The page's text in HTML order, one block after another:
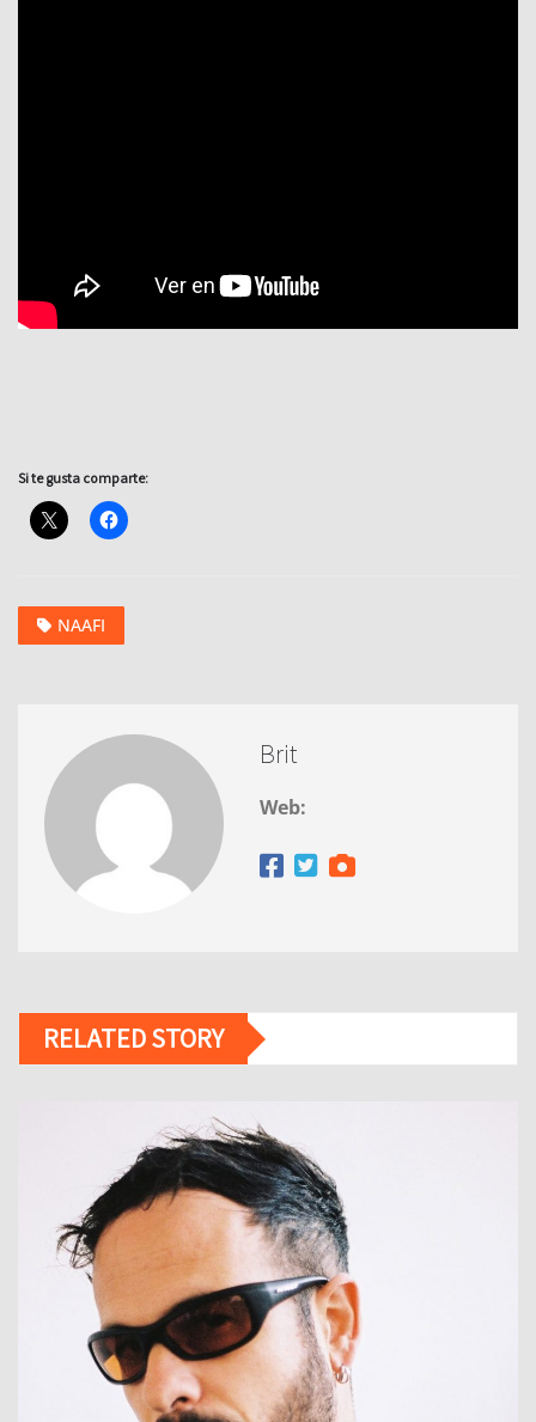
Si te gusta comparte:
NAAFI
Brit
Web:
RELATED STORY